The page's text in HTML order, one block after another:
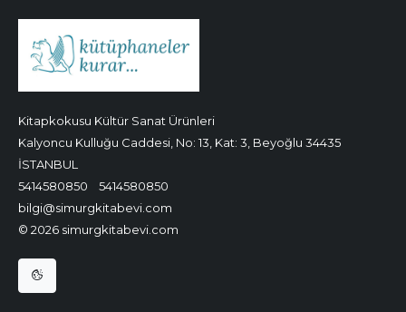
Kitapkokusu Kültür Sanat Ürünleri
Kalyoncu Kulluğu Caddesi, No: 13, Kat: 3, Beyoğlu 34435
İSTANBUL
5414580850
5414580850
bilgi@simurgkitabevi.com
© 2026 simurgkitabevi.com